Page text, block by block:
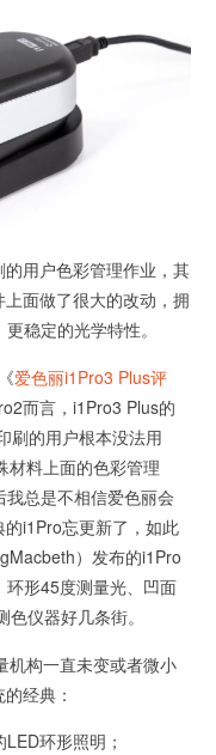
用户色彩管理作业，其
面做了很大的改动，拥
稳定的光学特性。
爱色丽i1Pro3 Plus评
而言，i1Pro3 Plus的
刷的用户根本没法用
材料上面的色彩管理
我总是不相信爱色丽会
i1Pro忘更新了，如此
）发布的i1Pro
环形45度测量光、凹面
仪器好几条街。
机构一直未变或者微小
经典：
环形照明；